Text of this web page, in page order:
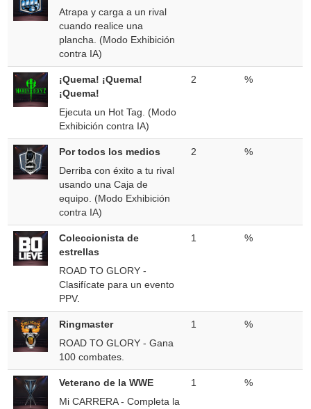
Atrapa y carga a un rival
cuando realice una
plancha. (Modo Exhibición
contra IA)
¡Quema! ¡Quema!
¡Quema!
Ejecuta un Hot Tag. (Modo
Exhibición contra IA)
2 %
Por todos los medios
Derriba con éxito a tu rival
usando una Caja de
equipo. (Modo Exhibición
contra IA)
2 %
Coleccionista de
estrellas
ROAD TO GLORY -
Clasifícate para un evento
PPV.
1 %
Ringmaster
ROAD TO GLORY - Gana
100 combates.
1 %
Veterano de la WWE
Mi CARRERA - Completa la
1 %